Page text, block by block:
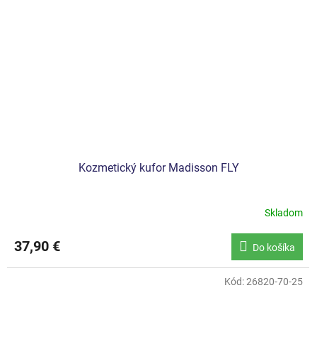
Kozmetický kufor Madisson FLY
produktu
je
5,0
Skladom
37,90 € Do košíka
Kód:26820-70-25